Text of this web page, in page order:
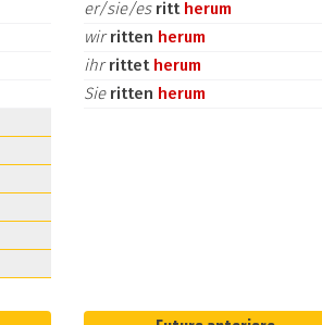
er/sie/es ritt herum
wirritten herum
ihrrittet herum
Sie ritten herum